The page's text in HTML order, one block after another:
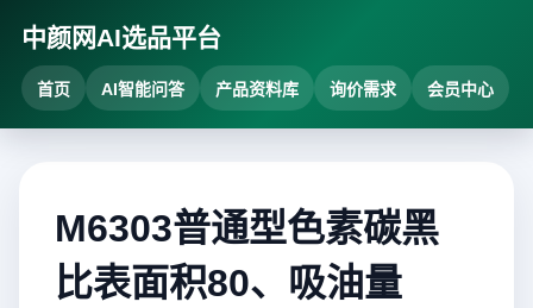
中颜网AI选品平台
首页 AI智能问答 产品资料库 询价需求 会员中心
M6303普通型色素碳黑
比表面积80、吸油量